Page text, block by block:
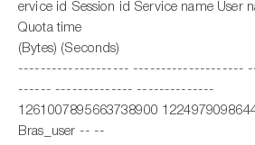
ervice id Session id Service name User
Quota time
(Bytes) (Seconds)
-------------------- --------------------
------ -------------- --------------
1261007895663738900
Bras_user -- --